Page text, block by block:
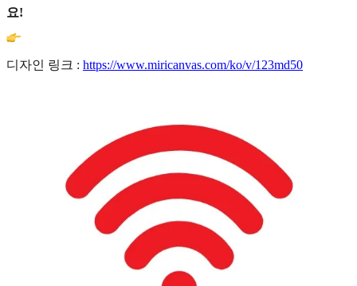
요!
디자인 링크 : https://www.miricanvas.com/ko/v/123md50